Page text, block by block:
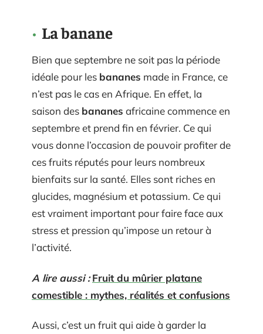
La banane
Bien que septembre ne soit pas la période
idéale pour les bananes made in France, ce
n’est pas le cas en Afrique. En effet, la
saison des bananes africaine commence en
septembre et prend fin en février. Ce qui
vous donne l’occasion de pouvoir profiter de
ces fruits réputés pour leurs nombreux
bienfaits sur la santé. Elles sont riches en
glucides, magnésium et potassium. Ce qui
est vraiment important pour faire face aux
stress et pression qu’impose un retour à
l’activité.
A lire aussi : Fruit du mûrier platane
comestible : mythes, réalités et confusions
Aussi, c’est un fruit qui aide à garder la